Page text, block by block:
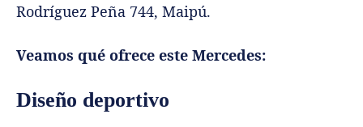
Rodríguez Peña 744, Maipú.
Veamos qué ofrece este Mercedes:
Diseño deportivo